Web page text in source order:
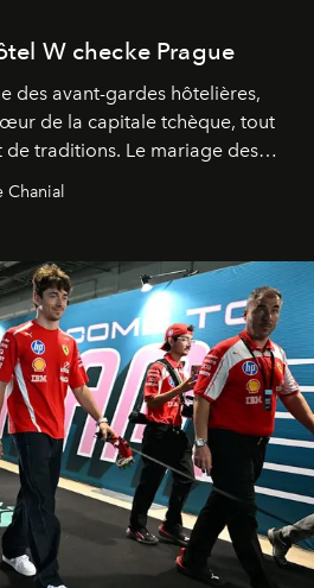
W checke Prague
des avant-gardes hôtelières,
de la capitale tchèque, tout
de traditions. Le mariage des
Chanial